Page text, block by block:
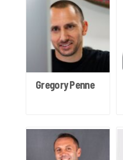
Gregory Penne